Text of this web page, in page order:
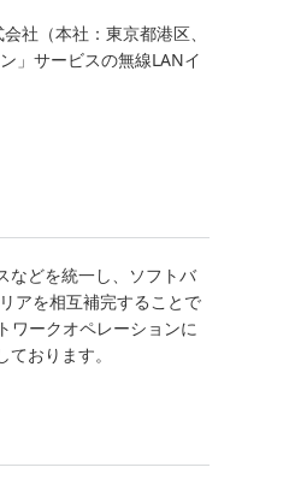
社（本社：東京都港区、
」サービスの無線LANイ
などを統一し、ソフトバ
アを相互補完することで
ワークオペレーションに
おります。